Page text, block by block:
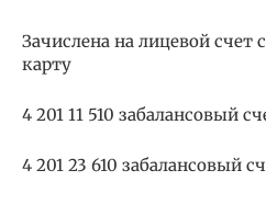
Зачислена на лицевой счет
карту
4 201 11 510 забалансовый
4 201 23 610 забалансовый